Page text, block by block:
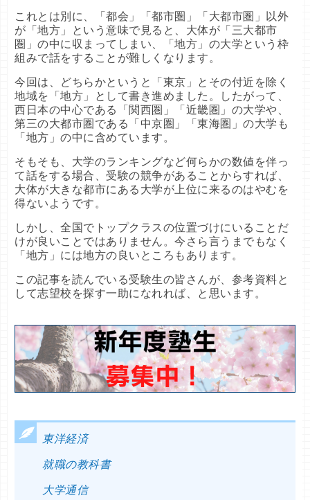
これとは別に、「都会」「都市圏」「大都市圏」以外
が「地方」という意味で見ると、大体が「三大都市
圏」の中に収まってしまい、「地方」の大学という枠
組みで話をすることが難しくなります。
今回は、どちらかというと「東京」とその付近を除く
地域を「地方」として書き進めました。したがって、
西日本の中心である「関西圏」「近畿圏」の大学や、
第三の大都市圏である「中京圏」「東海圏」の大学も
「地方」の中に含めています。
そもそも、大学のランキングなど何らかの数値を伴っ
て話をする場合、受験の競争があることからすれば、
大体が大きな都市にある大学が上位に来るのはやむを
得ないようです。
しかし、全国でトップクラスの位置づけにいることだ
けが良いことではありません。今さら言うまでもなく
「地方」には地方の良いところもあります。
この記事を読んでいる受験生の皆さんが、参考資料と
して志望校を探す一助になれれば、と思います。
東洋経済
就職の教科書
大学通信